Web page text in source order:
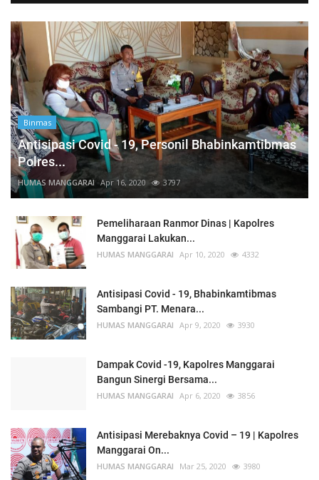
Binmas
Antisipasi Covid - 19, Personil Bhabinkamtibmas
Polres...
HUMAS MANGGARAI Apr 16, 2020 3797
Pemeliharaan Ranmor Dinas | Kapolres
Manggarai Lakukan...
HUMAS MANGGARAI Apr 10, 2020 4332
Antisipasi Covid - 19, Bhabinkamtibmas
Sambangi PT. Menara...
HUMAS MANGGARAI Apr 9, 2020 3930
Dampak Covid -19, Kapolres Manggarai
Bangun Sinergi Bersama...
HUMAS MANGGARAI Apr 6, 2020 3856
Antisipasi Merebaknya Covid – 19 | Kapolres
Manggarai On...
HUMAS MANGGARAI Mar 25, 2020 3980